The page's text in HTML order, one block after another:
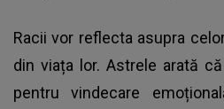
Racii vor reflecta asupra
din viața lor. Astrele arată
pentru vindecare